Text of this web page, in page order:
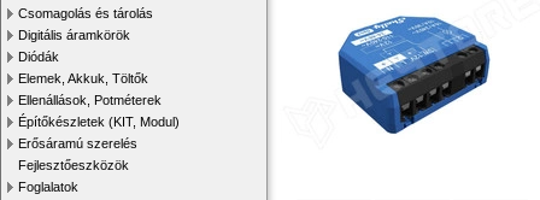
Csomagolás és tárolás
Digitális áramkörök
Diódák
Elemek, Akkuk, Töltők
Ellenállások, Potméterek
Építőkészletek (KIT, Modul)
Erősáramú szerelés
Fejlesztőeszközök
Foglalatok